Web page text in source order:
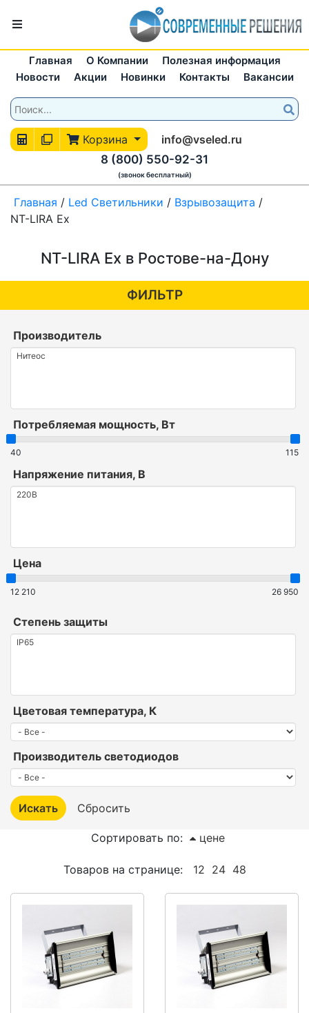
Главная О Компании
Полезная информация
Новости
Акции Новинки Контакты Вакансии
Корзина
info@vseled.ru
8 (800) 550-92-31
(звонок бесплатный)
Главная / Led Светильники / Взрывозащита /
NT-LIRA Ex
NT-LIRA Ex в Ростове-на-Дону
ФИЛЬТР
Производитель
Потребляемая мощность, Вт
40 115
Напряжение питания, В
Цена
12 210 26 950
Степень защиты
Цветовая температура, К
Производитель светодиодов
Сортировать по: цене
Товаров на странице: 12 24 48